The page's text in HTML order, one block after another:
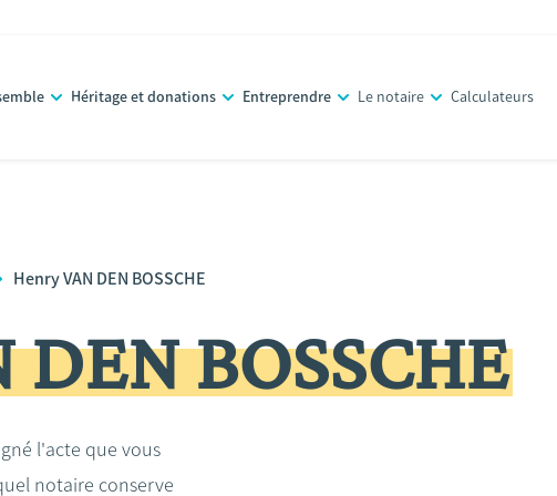
Héritage et donations Entreprendre Le notaire Calculateurs
Henry VAN DEN BOSSCHE
BOSSCHE
l'acte que vous
notaire conserve